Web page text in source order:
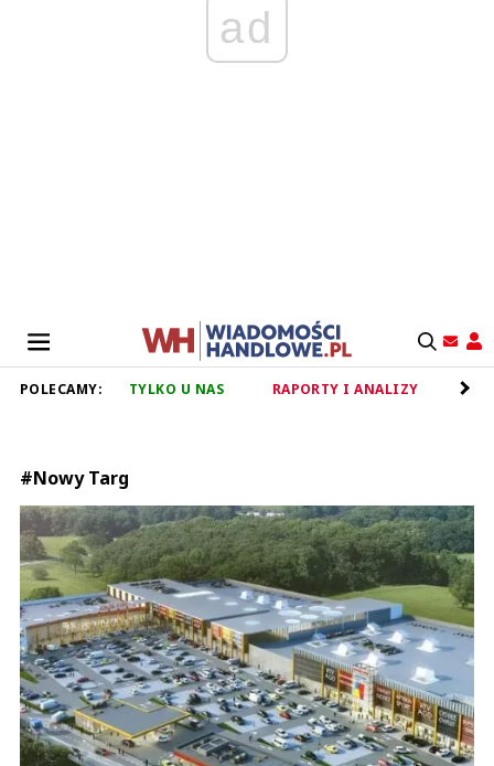
ad
POLECAMY: TYLKO U NAS RAPORTY I ANALIZY
#Nowy Targ